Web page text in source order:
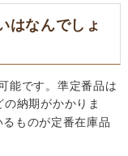
はなんでしょ
能です。準定番品は
納期がかかりま
ものが定番在庫品